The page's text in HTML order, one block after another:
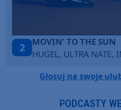
3
KATY
Głosuj na swoje
PODCASTY